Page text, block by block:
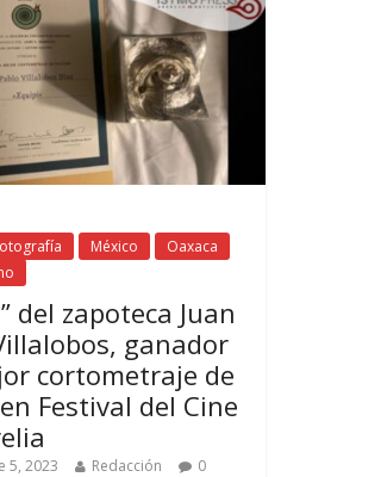
México
Oaxaca
del zapoteca Juan
ganador
cortometraje de
Festival del Cine
5, 2023 Redacción 0